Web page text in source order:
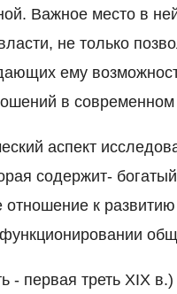
Важное место в
не только
ему
в
аспект
содержит-
к
- первая треть XIX в.)